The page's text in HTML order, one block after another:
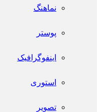
نماهنگ
پوستر
اینفو‌گرافیک
استوری
تصویر